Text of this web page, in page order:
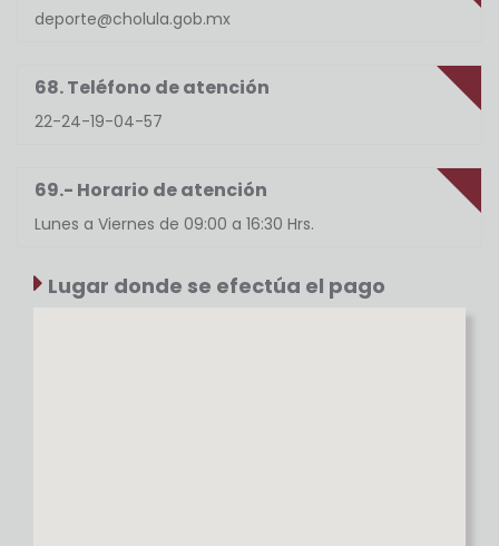
deporte@cholula.gob.mx
68. Teléfono de atención
22-24-19-04-57
69.- Horario de atención
Lunes a Viernes de 09:00 a 16:30 Hrs.
Lugar donde se efectúa el pago